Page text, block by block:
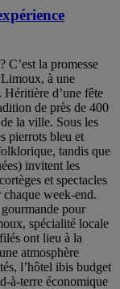
C’est la promesse
Limoux, à une
d’une fête
de près de 400
la ville. Sous les
pierrots bleu et
tandis que
invitent les
et spectacles
week-end.
pour
spécialité locale
ont lieu à la
atmosphère
l’hôtel ibis budget
à-terre économique